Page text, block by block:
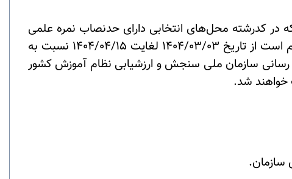
در کدرشته محل‌های انتخابی دارای حدنصاب نمره علمی
لازم به منظور شرکت در مرحله دوم آزمون (مصاحبه علمی) می باشند و تمایل به شرکت در این مرحله دارند لازم است از تاریخ 1404/03/03 لغایت 1404/04/15 نسبت به
رسانی سازمان ملی سنجش و ارزشیابی نظام آموزش کشور
خواهند شد.
سازمان.